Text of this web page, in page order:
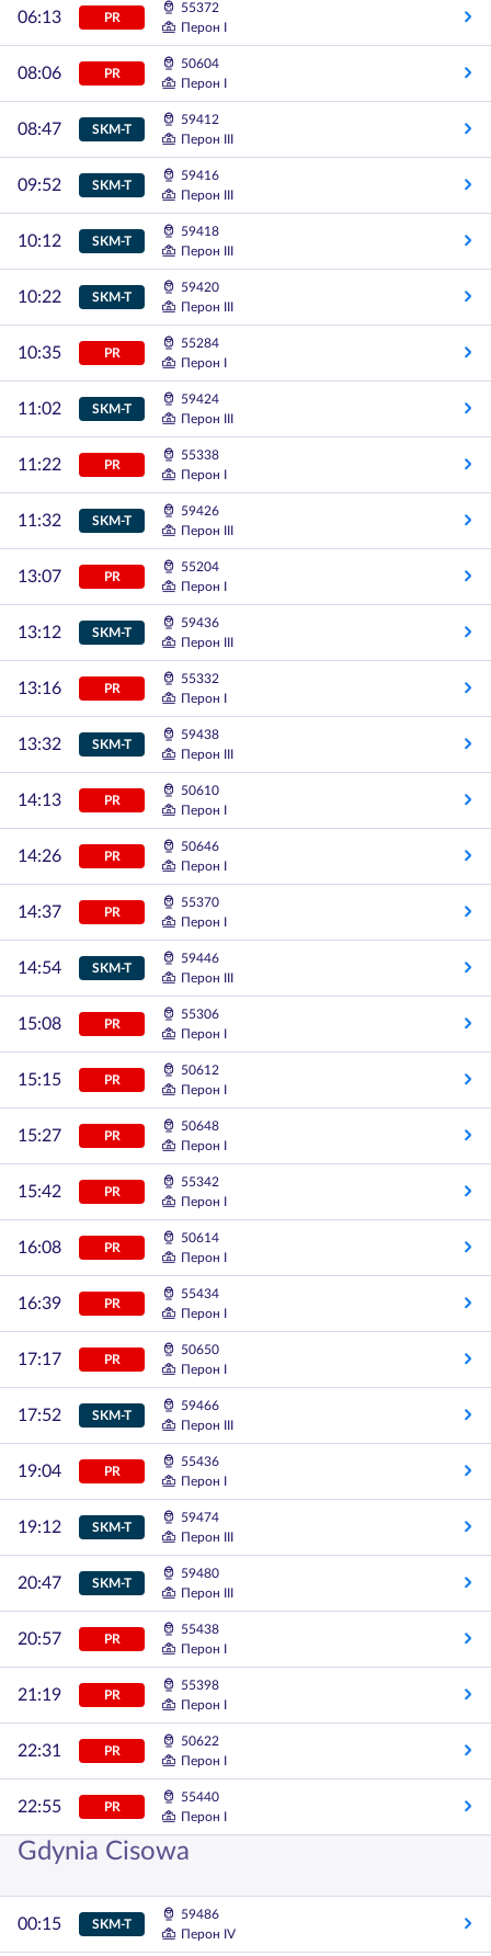
06:13 PR
55372
Перон I
08:06 PR
50604
Перон I
08:47 SKM-T
59412
Перон III
09:52 SKM-T
59416
Перон III
10:12 SKM-T
59418
Перон III
10:22 SKM-T
59420
Перон III
10:35 PR
55284
Перон I
11:02 SKM-T
59424
Перон III
11:22 PR
55338
Перон I
11:32 SKM-T
59426
Перон III
13:07 PR
55204
Перон I
13:12 SKM-T
59436
Перон III
13:16 PR
55332
Перон I
13:32 SKM-T
59438
Перон III
14:13 PR
50610
Перон I
14:26 PR
50646
Перон I
14:37 PR
55370
Перон I
14:54 SKM-T
59446
Перон III
15:08 PR
55306
Перон I
15:15 PR
50612
Перон I
15:27 PR
50648
Перон I
15:42 PR
55342
Перон I
16:08 PR
50614
Перон I
16:39 PR
55434
Перон I
17:17 PR
50650
Перон I
17:52 SKM-T
59466
Перон III
19:04 PR
55436
Перон I
19:12 SKM-T
59474
Перон III
20:47 SKM-T
59480
Перон III
20:57 PR
55438
Перон I
21:19 PR
55398
Перон I
22:31 PR
50622
Перон I
22:55 PR
55440
Перон I
Gdynia Cisowa
00:15 SKM-T
59486
Перон IV